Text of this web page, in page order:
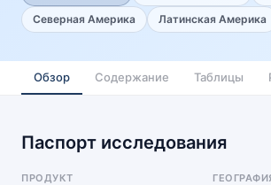
Северная Америка
Латинская Америка
Обзор Содержание Таблицы
Паспорт исследования
ПРОДУКТ